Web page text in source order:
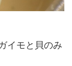
イモと貝のみ